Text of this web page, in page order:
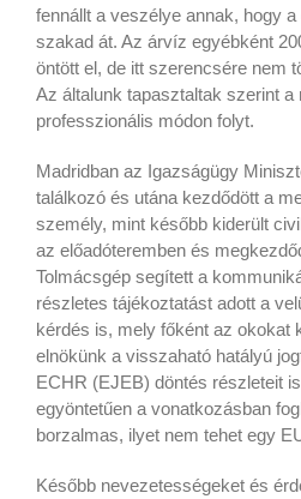
fennállt a veszélye annak, hogy
szakad át. Az árvíz egyébként
öntött el, de itt szerencsére nem
Az általunk tapasztaltak szerint
professzionális módon folyt.
Madridban az Igazságügy
találkozó és utána kezdődött a
személy, mint később kiderült
az előadóteremben és
Tolmácsgép segített a
részletes tájékoztatást adott a
kérdés is, mely főként az okokat
elnökünk a visszaható hatályú
ECHR (EJEB) döntés részleteit
egyöntetűen a vonatkozásban
borzalmas, ilyet nem tehet egy
Később nevezetességeket és